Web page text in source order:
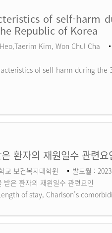
of self-harm
Republic of Korea
Kim, Won Chul Cha
of self-harm during
환자의 재원일수 관련
교 보건복지대학원 발표월 :
은 환자의 재원일수 관련요인
of stay, Charlson’s